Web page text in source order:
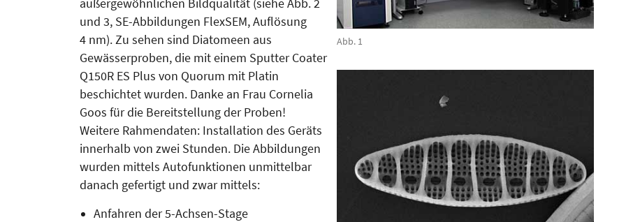
Abb. 1
außergewöhnlichen Bildqualität (siehe Abb. 2
und 3, SE-Abbildungen FlexSEM, Auflösung
4 nm). Zu sehen sind Diatomeen aus
Gewässerproben, die mit einem Sputter Coater
Q150R ES Plus von Quorum mit Platin
beschichtet wurden. Danke an Frau Cornelia
Goos für die Bereitstellung der Proben!
Weitere Rahmendaten: Installation des Geräts
innerhalb von zwei Stunden. Die Abbildungen
wurden mittels Autofunktionen unmittelbar
danach gefertigt und zwar mittels:
Anfahren der 5-Achsen-Stage